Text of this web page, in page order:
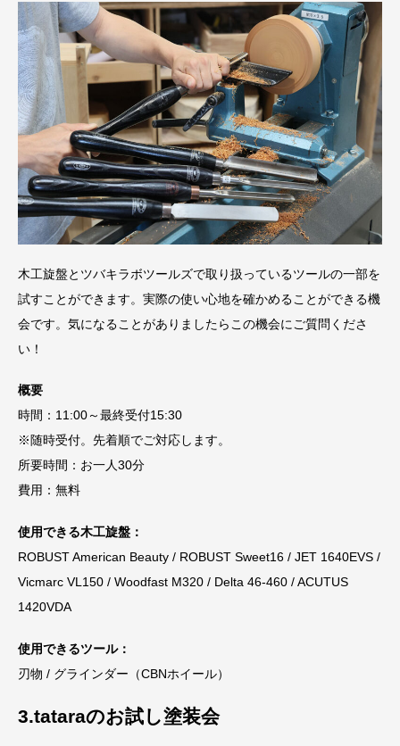
木工旋盤とツバキラボツールズで取り扱っているツールの一部を
試すことができます。実際の使い心地を確かめることができる機
会です。気になることがありましたらこの機会にご質問くださ
い！
概要
時間：11:00～最終受付15:30
※随時受付。先着順でご対応します。
所要時間：お一人30分
費用：無料
使用できる木工旋盤：
ROBUST American Beauty / ROBUST Sweet16 / JET 1640EVS /
Vicmarc VL150 / Woodfast M320 / Delta 46-460 / ACUTUS
1420VDA
使用できるツール：
刃物 / グラインダー（CBNホイール）
3.tataraのお試し塗装会